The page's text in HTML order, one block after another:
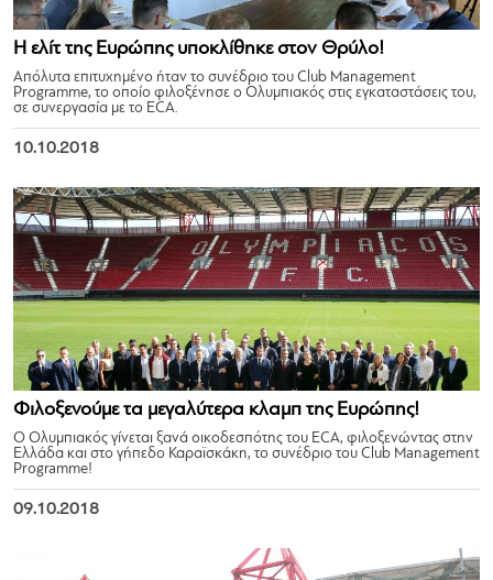
Η ελίτ της Ευρώπης υποκλίθηκε στον Θρύλο!
Απόλυτα επιτυχημένο ήταν το συνέδριο του Club Management
Programme, το οποίο φιλοξένησε ο Ολυμπιακός στις εγκαταστάσεις του,
σε συνεργασία με το ECA.
10.10.2018
Φιλοξενούμε τα μεγαλύτερα κλαμπ της Ευρώπης!
Ο Ολυμπιακός γίνεται ξανά οικοδεσπότης του ECA, φιλοξενώντας στην
Ελλάδα και στο γήπεδο Καραϊσκάκη, το συνέδριο του Club Management
Programme!
09.10.2018